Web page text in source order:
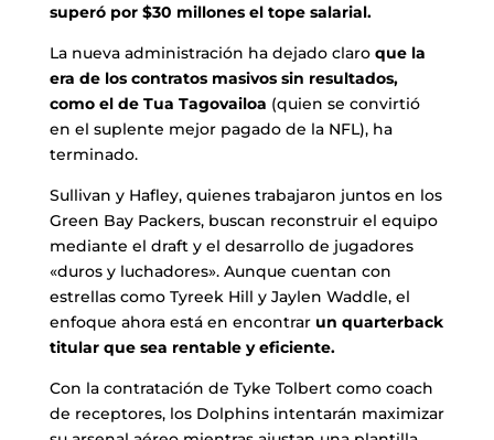
superó por $30 millones el tope salarial.
La nueva administración ha dejado claro que la
era de los contratos masivos sin resultados,
como el de Tua Tagovailoa (quien se convirtió
en el suplente mejor pagado de la NFL), ha
terminado.
Sullivan y Hafley, quienes trabajaron juntos en los
Green Bay Packers, buscan reconstruir el equipo
mediante el draft y el desarrollo de jugadores
«duros y luchadores». Aunque cuentan con
estrellas como Tyreek Hill y Jaylen Waddle, el
enfoque ahora está en encontrar un quarterback
titular que sea rentable y eficiente.
Con la contratación de Tyke Tolbert como coach
de receptores, los Dolphins intentarán maximizar